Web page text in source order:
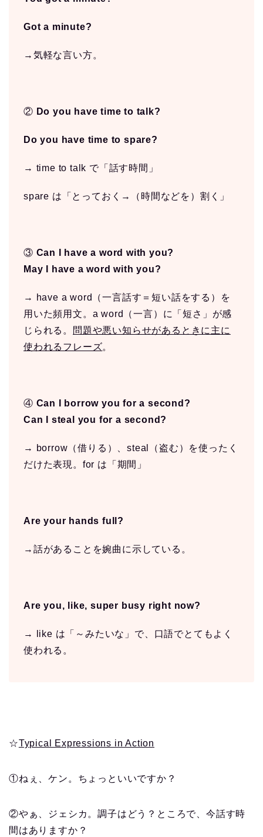
Got a minute?
→気軽な言い方。
② Do you have time to talk?
Do you have time to spare?
→ time to talk で「話す時間」
spare は「とっておく→（時間などを）割く」
③ Can I have a word with you?
May I have a word with you?
→ have a word（一言話す＝短い話をする）を
用いた頻用文。a word（一言）に「短さ」が感
じられる。
問題や悪い知らせがあるときに主に
使われるフレーズ。
④ Can I borrow you for a second?
Can I steal you for a second?
→ borrow（借りる）、steal（盗む）を使ったく
だけた表現。for は「期間」
Are your hands full?
→話があることを婉曲に示している。
Are you, like, super busy right now?
→ like は「～みたいな」で、口語でとてもよく
使われる。
☆Typical Expressions in Action
①ねぇ、ケン。ちょっといいですか？
②やぁ、ジェシカ。調子はどう？ところで、今話す時
間はありますか？